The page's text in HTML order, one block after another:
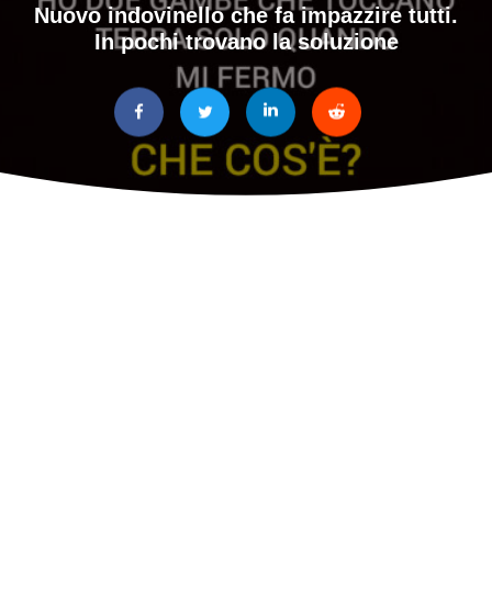
Nuovo indovinello che fa impazzire tutti.
In pochi trovano la soluzione